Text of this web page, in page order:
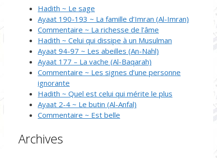
Hadith ~ Le sage
Ayaat 190-193 ~ La famille d’Imran (Al-Imran)
Commentaire ~ La richesse de l’âme
Hadith ~ Celui qui dissipe à un Musulman
Ayaat 94-97 ~ Les abeilles (An-Nahl)
Ayaat 177 – La vache (Al-Baqarah)
Commentaire ~ Les signes d’une personne
ignorante
Hadith ~ Quel est celui qui mérite le plus
Ayaat 2-4 ~ Le butin (Al-Anfal)
Commentaire ~ Est belle
Archives